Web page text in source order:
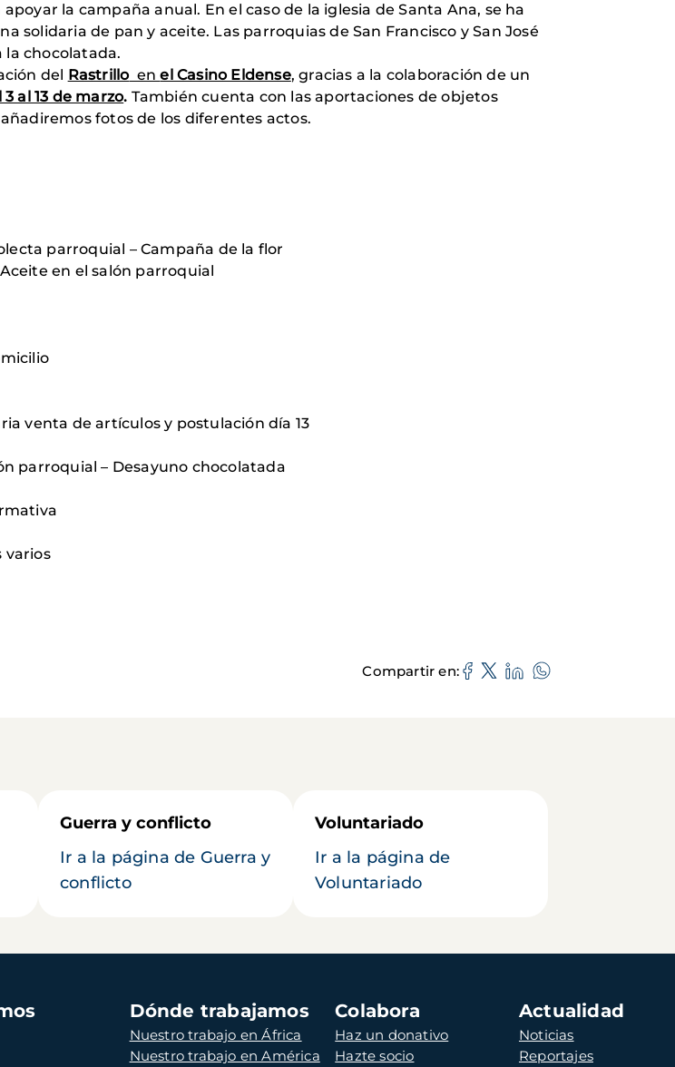
la campaña anual. En el caso de la iglesia de Santa Ana, se ha
solidaria de pan y aceite. Las parroquias de San Francisco y San José
la chocolatada.
del Rastrilloenel Casino Eldense, gracias a la colaboración de un
3 al 13 de marzo. También cuenta con las aportaciones de objetos
fotos de los diferentes actos.
parroquial – Campaña de la flor
en el salón parroquial
venta de artículos y postulación día 13
parroquial – Desayuno chocolatada
varios
Compartir en
Guerra y conflicto
Ir a la página de Guerra y
conflicto
Voluntariado
Ir a la página de
Voluntariado
Dónde trabajamos
Nuestro trabajo en África
Nuestro trabajo en América
Colabora
Haz un donativo
Hazte socio
Actualidad
Noticias
Reportajes